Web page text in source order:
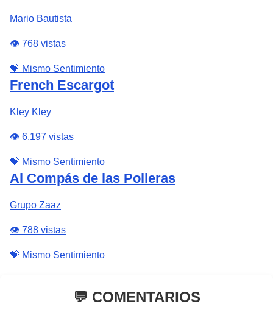
Mario Bautista
👁️ 768 vistas
💝 Mismo Sentimiento
French Escargot
Kley Kley
👁️ 6,197 vistas
💝 Mismo Sentimiento
Al Compás de las Polleras
Grupo Zaaz
👁️ 788 vistas
💝 Mismo Sentimiento
💬 COMENTARIOS